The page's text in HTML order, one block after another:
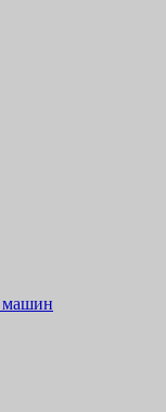
машин